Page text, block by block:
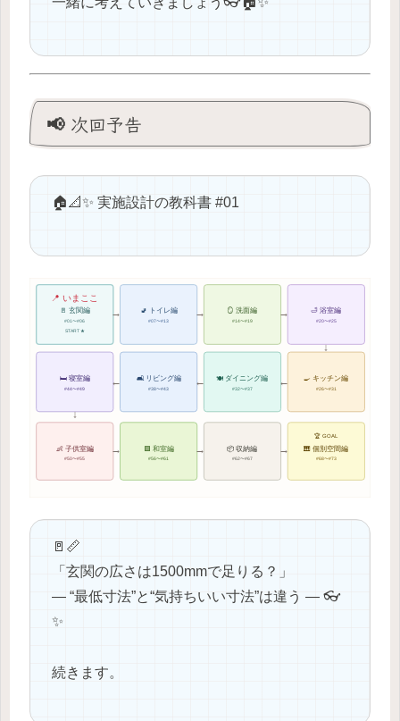
📢 次回予告
🏠📐✨ 実施設計の教科書 #01
→ → →
↓
←
←
←
↓
→ → →
📍 いまここ
🚪 玄関編
#01〜#06
START ★
🚽 トイレ編
#07〜#13
🪞 洗面編
#14〜#19
🛁 浴室編
#20〜#25
🍳 キッチン編
#26〜#31
🍽 ダイニング編
#32〜#37
🛋 リビング編
#38〜#43
🛏 寝室編
#44〜#49
👶 子供室編
#50〜#55
🟩 和室編
#56〜#61
📦 収納編
#62〜#67
🎹 個別空間編
#68〜#73
🏆 GOAL
🚪📏
「玄関の広さは1500mmで足りる？」
― “最低寸法”と“気持ちいい寸法”は違う ― 👓
✨
続きます。